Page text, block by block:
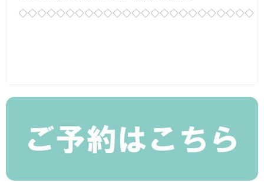
◇◇◇◇◇◇◇◇◇◇◇◇◇◇◇◇◇◇◇◇◇◇◇◇◇